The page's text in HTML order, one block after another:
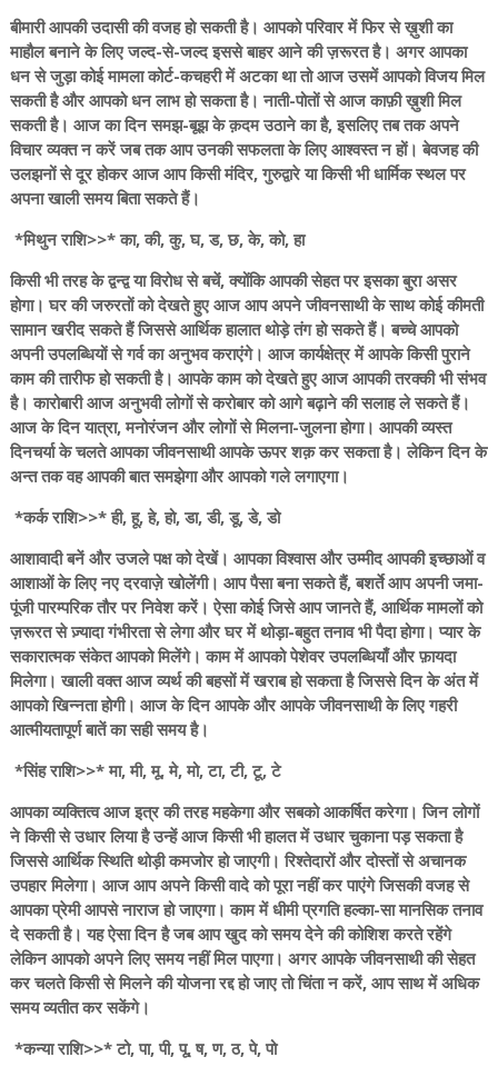
बीमारी आपकी उदासी की वजह हो सकती है। आपको परिवार में फिर से ख़ुशी का
माहौल बनाने के लिए जल्द-से-जल्द इससे बाहर आने की ज़रूरत है। अगर आपका
धन से जुड़ा कोई मामला कोर्ट-कचहरी में अटका था तो आज उसमें आपको विजय मिल
सकती है और आपको धन लाभ हो सकता है। नाती-पोतों से आज काफ़ी ख़ुशी मिल
सकती है। आज का दिन समझ-बूझ के क़दम उठाने का है, इसलिए तब तक अपने
विचार व्यक्त न करें जब तक आप उनकी सफलता के लिए आश्वस्त न हों। बेवजह की
उलझनों से दूर होकर आज आप किसी मंदिर, गुरुद्वारे या किसी भी धार्मिक स्थल पर
अपना खाली समय बिता सकते हैं।
*मिथुन राशि>>* का, की, कु, घ, ड, छ, के, को, हा
किसी भी तरह के द्वन्द्व या विरोध से बचें, क्योंकि आपकी सेहत पर इसका बुरा असर
होगा। घर की जरुरतों को देखते हुए आज आप अपने जीवनसाथी के साथ कोई कीमती
सामान खरीद सकते हैं जिससे आर्थिक हालात थोड़े तंग हो सकते हैं। बच्चे आपको
अपनी उपलब्धियों से गर्व का अनुभव कराएंगे। आज कार्यक्षेत्र में आपके किसी पुराने
काम की तारीफ हो सकती है। आपके काम को देखते हुए आज आपकी तरक्की भी संभव
है। कारोबारी आज अनुभवी लोगों से करोबार को आगे बढ़ाने की सलाह ले सकते हैं।
आज के दिन यात्रा, मनोरंजन और लोगों से मिलना-जुलना होगा। आपकी व्यस्त
दिनचर्या के चलते आपका जीवनसाथी आपके ऊपर शक़ कर सकता है। लेकिन दिन के
अन्त तक वह आपकी बात समझेगा और आपको गले लगाएगा।
*कर्क राशि>>* ही, हू, हे, हो, डा, डी, डू, डे, डो
आशावादी बनें और उजले पक्ष को देखें। आपका विश्वास और उम्मीद आपकी इच्छाओं व
आशाओं के लिए नए दरवाज़े खोलेंगी। आप पैसा बना सकते हैं, बशर्ते आप अपनी जमा-
पूंजी पारम्परिक तौर पर निवेश करें। ऐसा कोई जिसे आप जानते हैं, आर्थिक मामलों को
ज़रूरत से ज़्यादा गंभीरता से लेगा और घर में थोड़ा-बहुत तनाव भी पैदा होगा। प्यार के
सकारात्मक संकेत आपको मिलेंगे। काम में आपको पेशेवर उपलब्धियाँ और फ़ायदा
मिलेगा। खाली वक्त आज व्यर्थ की बहसों में खराब हो सकता है जिससे दिन के अंत में
आपको खिन्नता होगी। आज के दिन आपके और आपके जीवनसाथी के लिए गहरी
आत्मीयतापूर्ण बातें का सही समय है।
*सिंह राशि>>* मा, मी, मू, मे, मो, टा, टी, टू, टे
आपका व्यक्तित्व आज इत्र की तरह महकेगा और सबको आकर्षित करेगा। जिन लोगों
ने किसी से उधार लिया है उन्हें आज किसी भी हालत में उधार चुकाना पड़ सकता है
जिससे आर्थिक स्थिति थोड़ी कमजोर हो जाएगी। रिश्तेदारों और दोस्तों से अचानक
उपहार मिलेगा। आज आप अपने किसी वादे को पूरा नहीं कर पाएंगे जिसकी वजह से
आपका प्रेमी आपसे नाराज हो जाएगा। काम में धीमी प्रगति हल्का-सा मानसिक तनाव
दे सकती है। यह ऐसा दिन है जब आप खुद को समय देने की कोशिश करते रहेंगे
लेकिन आपको अपने लिए समय नहीं मिल पाएगा। अगर आपके जीवनसाथी की सेहत
कर चलते किसी से मिलने की योजना रद्द हो जाए तो चिंता न करें, आप साथ में अधिक
समय व्यतीत कर सकेंगे।
*कन्या राशि>>* टो, पा, पी, पू, ष, ण, ठ, पे, पो